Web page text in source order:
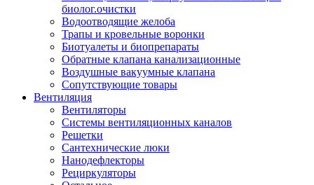
биолог.очистки
Водоотводящие желоба
Трапы и кровельные воронки
Биотуалеты и биопрепараты
Обратные клапана канализационные
Воздушные вакуумные клапана
Сопутствующие товары
Вентиляция
Вентиляторы
Системы вентиляционных каналов
Решетки
Сантехнические люки
Нанодефлекторы
Рециркуляторы